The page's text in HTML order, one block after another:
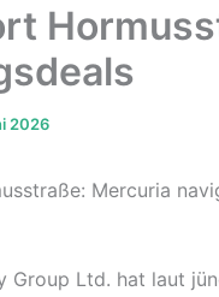
2026
Group Ltd. hat laut